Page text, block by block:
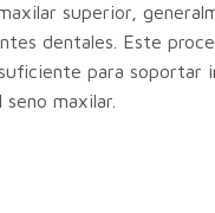
superior,
dentales. Este
para soportar
maxilar.